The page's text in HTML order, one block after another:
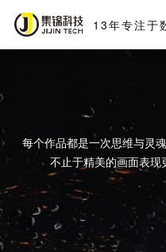
13年专注于
每个作品都是一次思维与灵
不止于精美的画面表现